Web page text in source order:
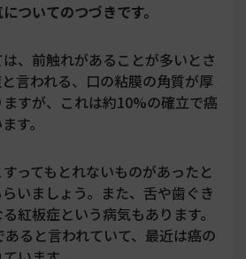
ついてのつづきです。
、前触れがあることが多いとさ
言われる、口の粘膜の角質が厚
すが、これは約10%の確立で癌
す。
ってもとれないものがあったと
いましょう。また、舌や歯ぐき
紅板症という病気もあります。
ると言われていて、最近は癌の